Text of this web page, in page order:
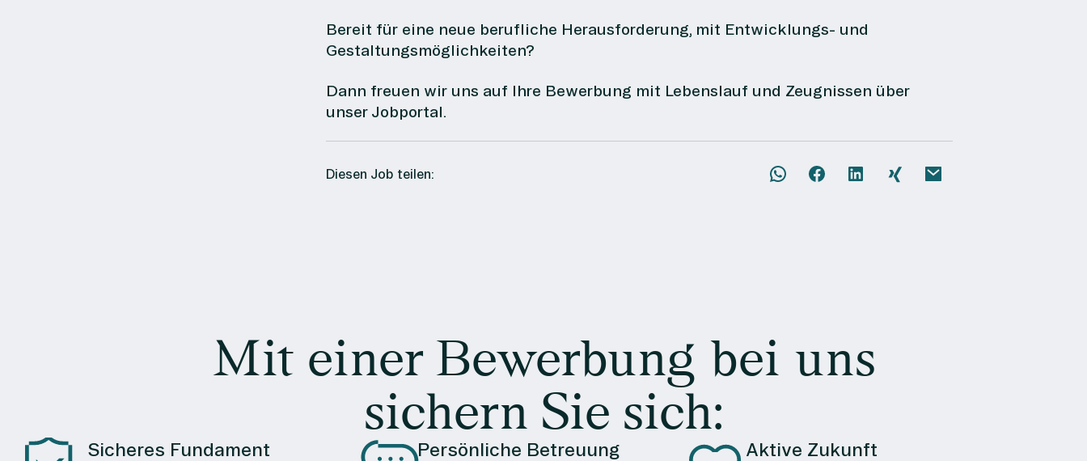
Bereit für eine neue berufliche Herausforderung, mit Entwicklungs- und
Gestaltungsmöglichkeiten?
Dann freuen wir uns auf Ihre Bewerbung mit Lebenslauf und Zeugnissen über
unser Jobportal.
Diesen Job teilen:
Mit einer Bewerbung bei uns
sichern Sie sich:
Sicheres Fundament Persönliche Betreuung Aktive Zukunft